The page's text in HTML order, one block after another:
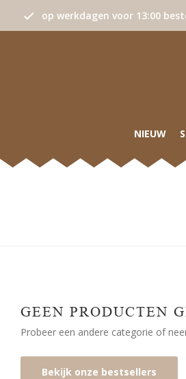
op werkdagen voor 13:00
NIEUW
GEEN PRODUCTEN
Probeer een andere categorie of
Bekijk onze bestsellers